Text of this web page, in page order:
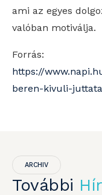
ami az egyes
valóban motiválja.
Forrás:
https://
beren-kivuli-
ARCHIV
További